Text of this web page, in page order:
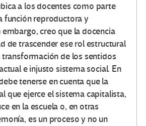
a los docentes como parte
función reproductora y
creo que la docencia
de trascender ese rol estructural
de los sentidos
e injusto sistema social. En
tenerse en cuenta que la
que ejerce el sistema capitalista,
en la escuela o, en otras
es un proceso y no un